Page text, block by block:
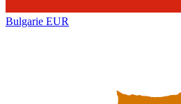
Bulgarie EUR